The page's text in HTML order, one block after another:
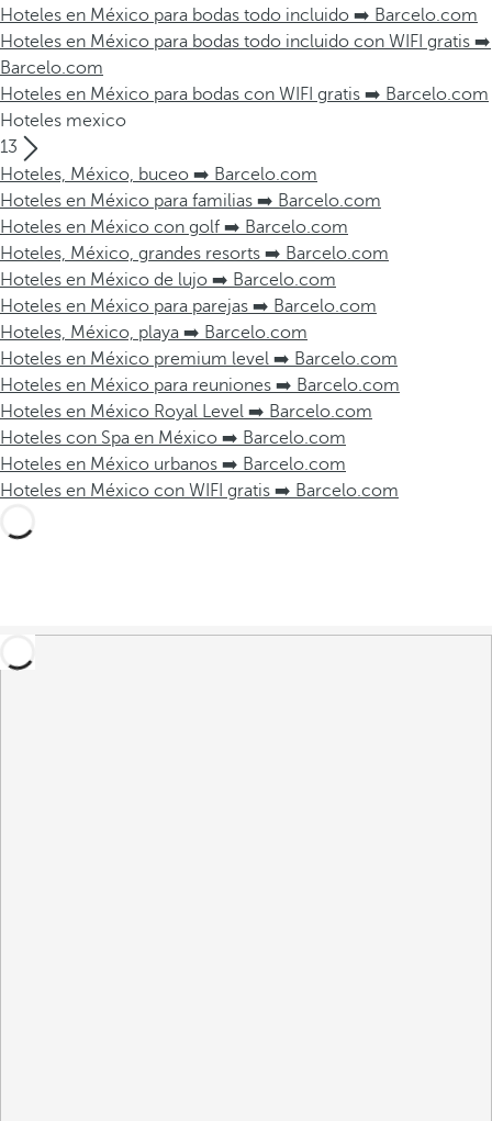
Hoteles en México para bodas todo incluido ➡️ Barcelo.com
Hoteles en México para bodas todo incluido con WIFI gratis ➡️
Barcelo.com
Hoteles en México para bodas con WIFI gratis ➡️ Barcelo.com
Hoteles mexico
13
Hoteles, México, buceo ➡️ Barcelo.com
Hoteles en México para familias ➡️ Barcelo.com
Hoteles en México con golf ➡️ Barcelo.com
Hoteles, México, grandes resorts ➡️ Barcelo.com
Hoteles en México de lujo ➡️ Barcelo.com
Hoteles en México para parejas ➡️ Barcelo.com
Hoteles, México, playa ➡️ Barcelo.com
Hoteles en México premium level ➡️ Barcelo.com
Hoteles en México para reuniones ➡️ Barcelo.com
Hoteles en México Royal Level ➡️ Barcelo.com
Hoteles con Spa en México ➡️ Barcelo.com
Hoteles en México urbanos ➡️ Barcelo.com
Hoteles en México con WIFI gratis ➡️ Barcelo.com